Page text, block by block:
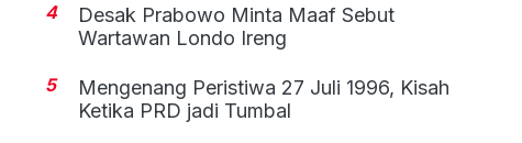
4
Desak Prabowo Minta Maaf Sebut
Wartawan Londo Ireng
5
Mengenang Peristiwa 27 Juli 1996, Kisah
Ketika PRD jadi Tumbal